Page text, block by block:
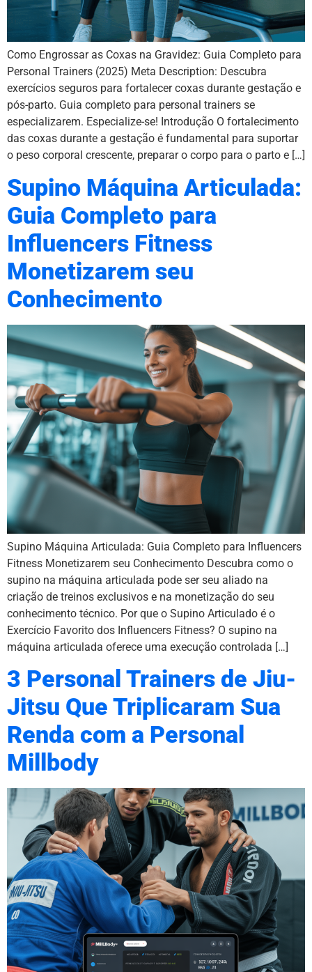
Como Engrossar as Coxas na Gravidez: Guia Completo para
Personal Trainers (2025) Meta Description: Descubra
exercícios seguros para fortalecer coxas durante gestação e
pós-parto. Guia completo para personal trainers se
especializarem. Especialize-se! Introdução O fortalecimento
das coxas durante a gestação é fundamental para suportar
o peso corporal crescente, preparar o corpo para o parto e […]
Supino Máquina Articulada:
Guia Completo para
Influencers Fitness
Monetizarem seu
Conhecimento
Supino Máquina Articulada: Guia Completo para Influencers
Fitness Monetizarem seu Conhecimento Descubra como o
supino na máquina articulada pode ser seu aliado na
criação de treinos exclusivos e na monetização do seu
conhecimento técnico. Por que o Supino Articulado é o
Exercício Favorito dos Influencers Fitness? O supino na
máquina articulada oferece uma execução controlada […]
3 Personal Trainers de Jiu-
Jitsu Que Triplicaram Sua
Renda com a Personal
Millbody